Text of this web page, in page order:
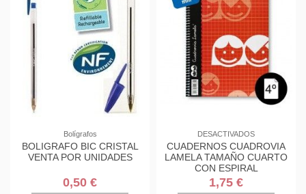
Bolígrafos
BOLIGRAFO BIC CRISTAL
VENTA POR UNIDADES
0,50 €
DESACTIVADOS
CUADERNOS CUADROVIA
LAMELA TAMAÑO CUARTO
CON ESPIRAL
1,75 €